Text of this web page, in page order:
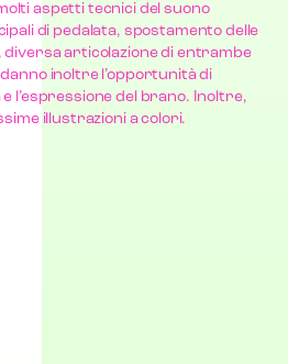
aspetti tecnici del suono
di pedalata, spostamento delle
articolazione di entrambe
inoltre l’opportunità di
l’espressione del brano. Inoltre,
illustrazioni a colori.